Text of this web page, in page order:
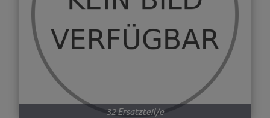
32 Ersatzteil/e